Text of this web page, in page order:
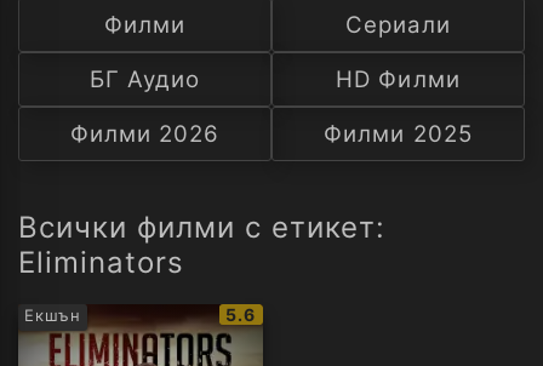
Ф
С
А
тема
Филми
Сериали
БГ Аудио
HD Филми
Филми 2026
Филми 2025
Всички филми с етикет:
Eliminators
Екшън
IMDb
рейтинг:
5.6